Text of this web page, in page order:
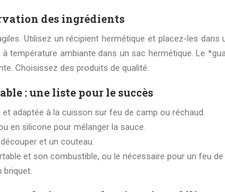
des ingrédients
Utilisez un récipient hermétique et placez-les dans
température ambiante dans un sac hermétique. Le
Choisissez des produits de qualité.
: une liste pour le succès
adaptée à la cuisson sur feu de camp ou réchaud.
en silicone pour mélanger la sauce.
et un couteau.
et son combustible, ou le nécessaire pour un feu de
briquet.